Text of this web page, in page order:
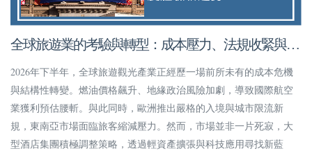
全球旅遊業的考驗與轉型：成本壓力、法規收緊與深
度體驗新趨勢
2026年下半年，全球旅遊觀光產業正經歷一場前所未有的成本危機
與結構性轉變。燃油價格飆升、地緣政治風險加劇，導致國際航空
業獲利預估腰斬。與此同時，歐洲推出嚴格的入境與城市限流新
規，東南亞市場面臨旅客縮減壓力。然而，市場並非一片死寂，大
型酒店集團積極調整策略，透過輕資產擴張與科技應用尋找新藍